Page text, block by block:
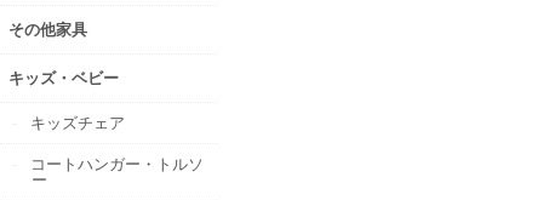
その他家具
キッズ・ベビー
キッズチェア
コートハンガー・トルソ
ー